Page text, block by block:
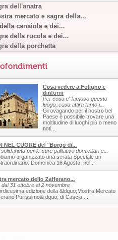
dell'anatra
mercato e sagra della...
canaiola e dei...
della rucola e dei...
della porchetta
Cosa vedere a Foligno e
dintorni
Per cosa e' famoso questo
luogo, cosa attira tanto i...
Girovagando per il nostro bel
Paese è possibile trovare una
moltitudine di luoghi più o meno
noti...
NEL CUORE del "Borgo di...
per le cure palliative domiciliari e...
organizzato una serata Speciale un
Domenica 16 Agosto, nel...
mercato dello Zafferano...
31 ottobre al 2 novembre
edizione della &ldquo;Mostra Mercato
Purissimo&rdquo; di Cascia,...